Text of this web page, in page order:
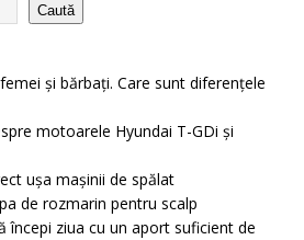
Caută
și bărbați. Care sunt diferențele
motoarele Hyundai T-GDi și
ușa mașinii de spălat
de rozmarin pentru scalp
începi ziua cu un aport suficient de